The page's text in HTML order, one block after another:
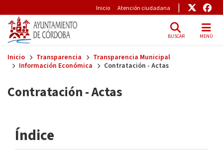
Pre-Header
Inicio Atención ciudadana Enlace
BUSCAR MENÚ
Inicio Transparencia
Transparencia Municipal
Información Económica
Contratación - Actas
Contratación - Actas
Índice